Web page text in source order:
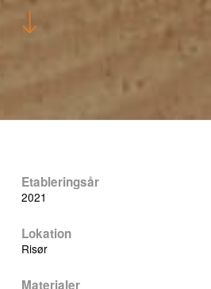
Etableringsår
2021
Lokation
Risør
Materialer